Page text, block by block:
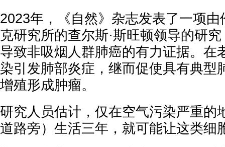
2023年，《自然》杂志发表了一项由
克研究所的查尔斯·斯旺顿领导的研
导致非吸烟人群肺癌的有力证据。在
染引发肺部炎症，继而促使具有典型
增殖形成肿瘤。
研究人员估计，仅在空气污染严重的
道路旁）生活三年，就可能让这类细